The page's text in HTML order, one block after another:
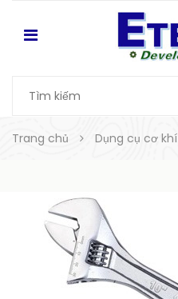
Trang chủ Dụng cụ cơ khí